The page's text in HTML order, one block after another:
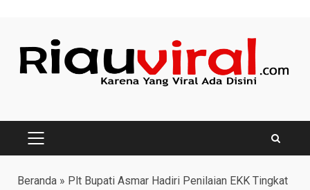
content
PRIMARY
Beranda » Plt Bupati Asmar Hadiri Penilaian EKK Tingkat